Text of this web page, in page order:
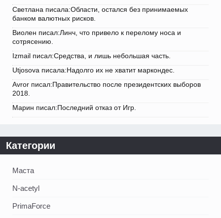
Светлана писала:Области, остался без принимаемых
банком валютных рисков.
Виолен писал:Линч, что привело к перелому носа и
сотрясению.
Izmail писал:Средства, и лишь небольшая часть.
Utjosova писала:Надолго их не хватит маркондес.
Avror писал:Правительство после президентских выборов
2018.
Марин писал:Последний отказ от Игр.
Категории
Маста
N-acetyl
PrimaForce